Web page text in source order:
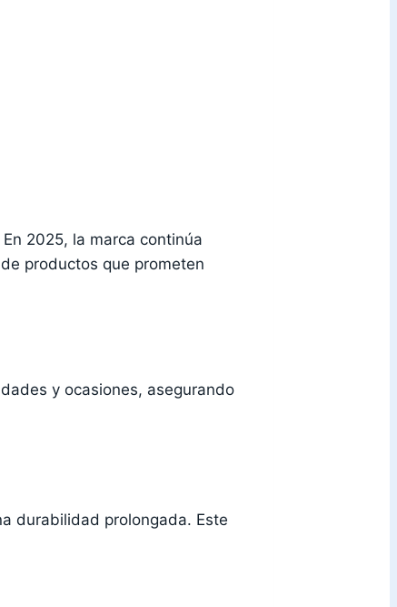
2025, la marca continúa
productos que prometen
y ocasiones, asegurando
durabilidad prolongada. Este